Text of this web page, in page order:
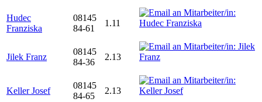
Hudec
Franziska
08145
84-61
1.11
Jilek Franz
08145
84-36
2.13
Keller Josef
08145
84-65
2.13